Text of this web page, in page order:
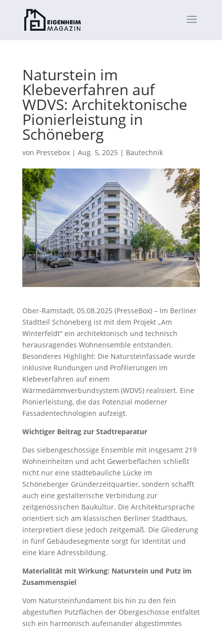
Naturstein im
Klebeverfahren auf
WDVS: Architektonische
Pionierleistung in
Schöneberg
von Pressebox| Aug. 5, 2025 | Bautechnik
Ober-Ramstadt, 05.08.2025 (PresseBox) – Im Berliner
Stadtteil Schöneberg ist mit dem Projekt „Am
Winterfeldt“ ein architektonisch und technisch
herausragendes Wohnensemble entstanden.
Besonderes Highlight: Die Natursteinfassade wurde
inklusive Rundungen und Profilierungen im
Klebeverfahren auf einem
Wärmedämmverbundsystem (WDVS) realisiert. Eine
Pionierleistung, die das Potenzial moderner
Fassadentechnologien aufzeigt.
Wichtiger Beitrag zur Stadtreparatur
Das siebengeschossige Ensemble mit insgesamt 219
Wohneinheiten und acht Gewerbeflächen schließt
nicht nur eine städtebauliche Lücke im
Schöneberger Gründerzeitquartier, sondern schafft
auch eine gestalterische Verbindung zur
zeitgenössischen Baukultur. Die Architektursprache
orientiert sich am klassischen Berliner Stadthaus,
interpretiert diese jedoch zeitgemäß. Die Gliederung
in fünf Gebäudesegmente sorgt für Identität und
eine klare Adressbildung.
Materialität mit Wirkung: Naturstein und Putz im
Zusammenspiel
Vom Natursteinfundament bis hin zu den fein
abgestuften Putzflächen der Obergeschosse entfaltet
sich ein harmonisch aufeinander abgestimmtes